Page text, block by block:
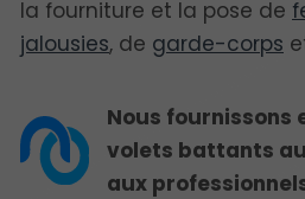
la fourniture et la pose de
jalousies, de garde-corps
Nous fournissons
volets battants
aux